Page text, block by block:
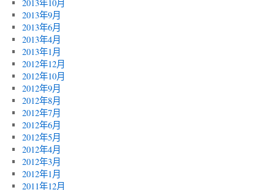
2013年10月
2013年9月
2013年6月
2013年4月
2013年1月
2012年12月
2012年10月
2012年9月
2012年8月
2012年7月
2012年6月
2012年5月
2012年4月
2012年3月
2012年1月
2011年12月